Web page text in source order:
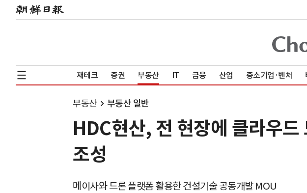
재테크 증권 부동산 IT 금융 산업 중소기업·벤처
부동산 부동산 일반
HDC현산, 전 현장에 클라우
조성
메이사와 드론 플랫폼 활용한 건설기술 공동개발 MOU